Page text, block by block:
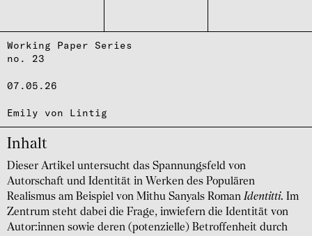
Working Paper Series
no. 23
07.05.26
Emily von Lintig
Inhalt
Dieser Artikel untersucht das Spannungsfeld von
Autorschaft und Identität in Werken des Populären
Realismus am Beispiel von Mithu Sanyals RomanIdentitti. Im
Zentrum steht dabei die Frage, inwiefern die Identität von
Autor:innen sowie deren (potenzielle) Betroffenheit durch